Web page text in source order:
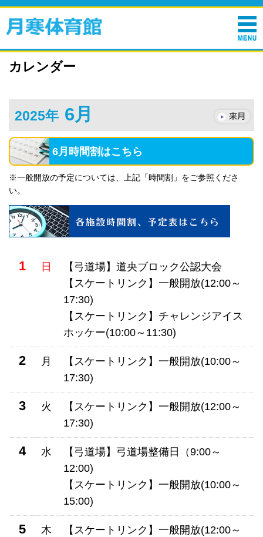
カレンダー
2025年 6月
6月時間割はこちら
※一般開放の予定については、上記「時間割」をご参照くださ
い。
1 日
【弓道場】道央ブロック公認大会
【スケートリンク】一般開放(12:00～
17:30)
【スケートリンク】チャレンジアイス
ホッケー(10:00～11:30)
2 月
【スケートリンク】一般開放(10:00～
17:30)
3 火
【スケートリンク】一般開放(12:00～
17:30)
4 水
【弓道場】弓道場整備日（9:00～
12:00)
【スケートリンク】一般開放(10:00～
15:00)
5 木
【スケートリンク】一般開放(12:00～